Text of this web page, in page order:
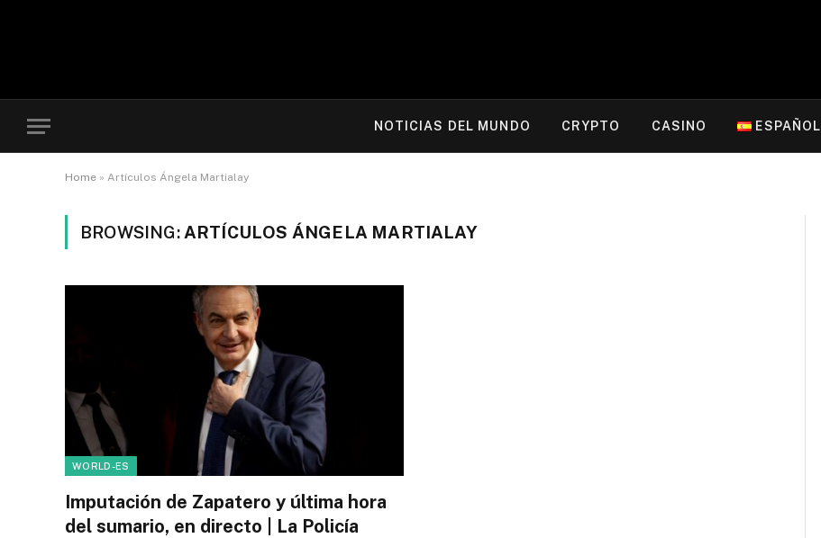
NOTICIAS DEL MUNDO CRYPTO CASINO ESPAÑOL
Home » Artículos Ángela Martialay
BROWSING: ARTÍCULOS ÁNGELA MARTIALAY
WORLD-ES
Imputación de Zapatero y última hora
del sumario, en directo | La Policía